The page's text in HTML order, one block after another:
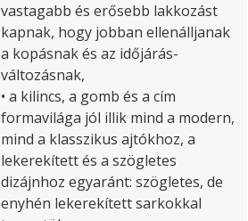
vastagabb és erősebb lakkozást
kapnak, hogy jobban ellenálljanak
a kopásnak és az időjárás-
változásnak,
• a kilincs, a gomb és a cím
formavilága jól illik mind a modern,
mind a klasszikus ajtókhoz, a
lekerekített és a szögletes
dizájnhoz egyaránt: szögletes, de
enyhén lekerekített sarkokkal